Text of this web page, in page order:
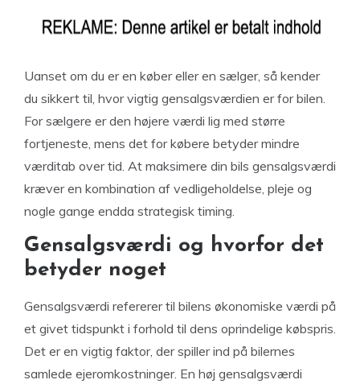
Uanset om du er en køber eller en sælger, så kender
du sikkert til, hvor vigtig gensalgsværdien er for bilen.
For sælgere er den højere værdi lig med større
fortjeneste, mens det for købere betyder mindre
værditab over tid. At maksimere din bils gensalgsværdi
kræver en kombination af vedligeholdelse, pleje og
nogle gange endda strategisk timing.
Gensalgsværdi og hvorfor det
betyder noget
Gensalgsværdi refererer til bilens økonomiske værdi på
et givet tidspunkt i forhold til dens oprindelige købspris.
Det er en vigtig faktor, der spiller ind på bilernes
samlede ejeromkostninger. En høj gensalgsværdi